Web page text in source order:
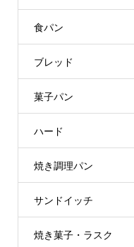
食パン
ブレッド
菓子パン
ハード
焼き調理パン
サンドイッチ
焼き菓子・ラスク